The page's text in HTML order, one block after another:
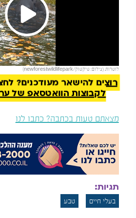
Play
Video
לוטרות. (צילום: טיקטוק/newforestwildlifepark)
להמשך קריאה
רוצים להישאר מעודכנים?
לקבוצות הוואטסאפ של ערוץ 2000
מצאתם טעות בכתבה? כתבו לנו
תגיות:
בעלי חיים טבע